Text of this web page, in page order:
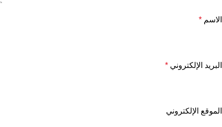
الاسم *
البريد الإلكتروني *
الموقع الإلكتروني